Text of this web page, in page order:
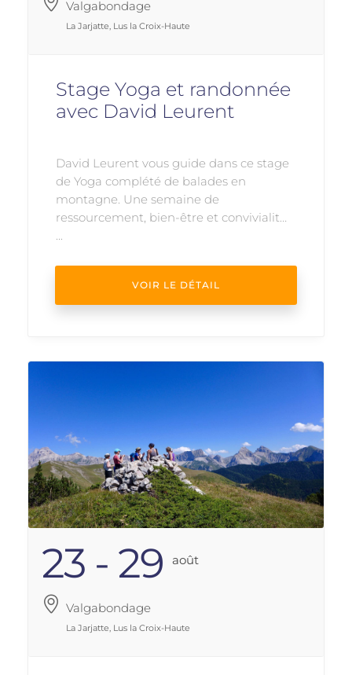
Valgabondage
La Jarjatte, Lus la Croix-Haute
Stage Yoga et randonnée
avec David Leurent
David Leurent vous guide dans ce stage
de Yoga complété de balades en
montagne. Une semaine de
ressourcement, bien-être et convivialité.
...
VOIR LE DÉTAIL
23 - 29 Août
Valgabondage
La Jarjatte, Lus la Croix-Haute